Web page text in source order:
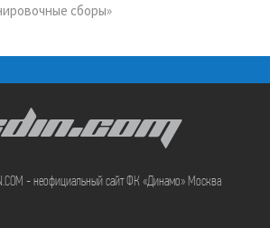
сборы»
- неофициальный сайт ФК «Динамо» Москва